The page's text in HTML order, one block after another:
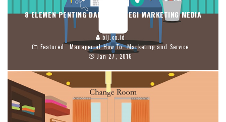
8 ELEMEN PENTING DARI STRATEGI MARKETING MEDIA
blj.co.id
Featured
Managerial How To
Marketing and Service
Jan 27, 2016